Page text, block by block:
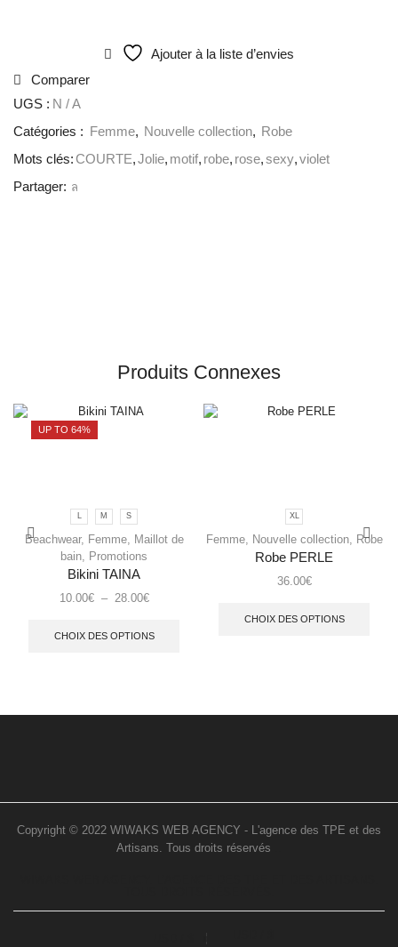
Ajouter à la liste d’envies
Comparer
UGS : N / A
Catégories :
Femme, Nouvelle collection, Robe
Mots clés:COURTE,Jolie, motif, robe, rose,sexy,violet
Partager:
Produits Connexes
UP TO 64%
L M S
Beachwear, Femme, Maillot de
bain, Promotions
Bikini TAINA
10.00€ – 28.00€
CHOIX DES OPTIONS
XL
Femme, Nouvelle collection, Robe
Robe PERLE
36.00€
CHOIX DES OPTIONS
Copyright © 2022 WIWAKS WEB AGENCY - L'agence des TPE et des
Artisans. Tous droits réservés